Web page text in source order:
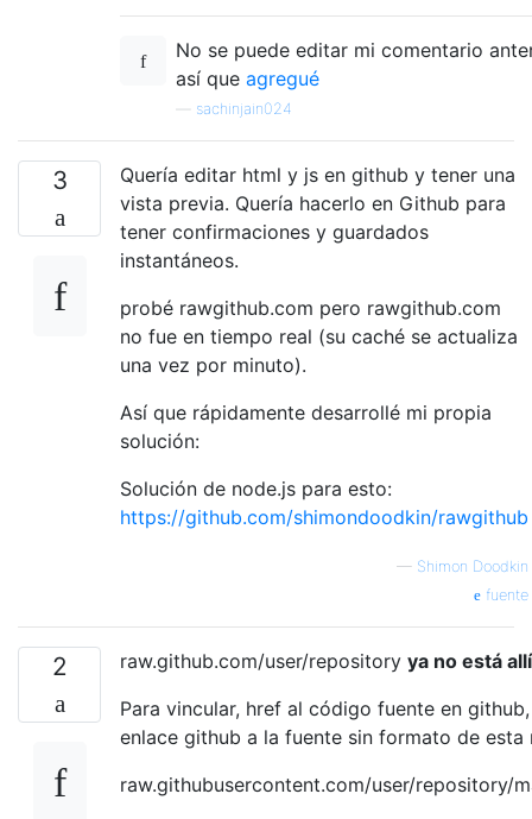
No se puede editar mi comentario
así que agregué
sachinjain024
3
Quería editar html y js en github y tener una
vista previa. Quería hacerlo en Github para
tener confirmaciones y guardados
instantáneos.
probé rawgithub.com pero rawgithub.com
no fue en tiempo real (su caché se actualiza
una vez por minuto).
Así que rápidamente desarrollé mi propia
solución:
Solución de node.js para esto:
https://github.com/shimondoodkin/rawgithub
— Shimon Doodkin
fuente
2 raw.github.com/user/repository ya no está allí
Para vincular, href al código fuente en
enlace github a la fuente sin formato de esta
raw.githubusercontent.com/user/repository/